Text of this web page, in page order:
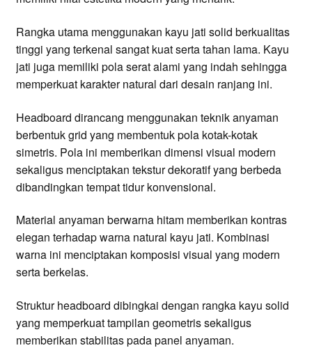
Rangka utama menggunakan kayu jati solid berkualitas
tinggi yang terkenal sangat kuat serta tahan lama. Kayu
jati juga memiliki pola serat alami yang indah sehingga
memperkuat karakter natural dari desain ranjang ini.
Headboard dirancang menggunakan teknik anyaman
berbentuk grid yang membentuk pola kotak-kotak
simetris. Pola ini memberikan dimensi visual modern
sekaligus menciptakan tekstur dekoratif yang berbeda
dibandingkan tempat tidur konvensional.
Material anyaman berwarna hitam memberikan kontras
elegan terhadap warna natural kayu jati. Kombinasi
warna ini menciptakan komposisi visual yang modern
serta berkelas.
Struktur headboard dibingkai dengan rangka kayu solid
yang memperkuat tampilan geometris sekaligus
memberikan stabilitas pada panel anyaman.